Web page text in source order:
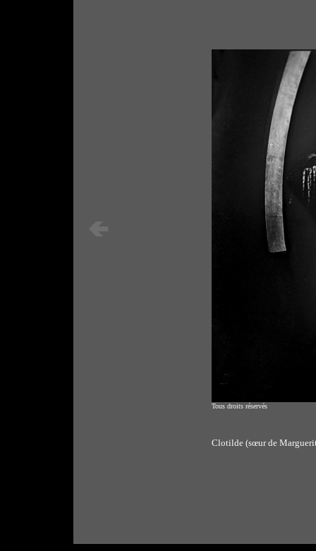
Tous droits réservés
Clotilde (sœur de